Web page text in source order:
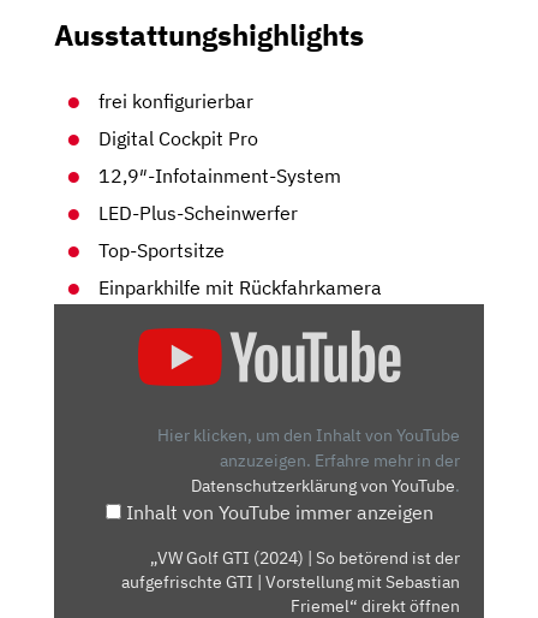
Ausstattungshighlights
frei konfigurierbar
Digital Cockpit Pro
12,9″-Infotainment-System
LED-Plus-Scheinwerfer
Top-Sportsitze
Einparkhilfe mit Rückfahrkamera
AUFGEFRISCHTE
Hier klicken, um den Inhalt von YouTube
anzuzeigen. Erfahre mehr in der
Datenschutzerklärung von YouTube.
Inhalt von YouTube immer anzeigen
„VW Golf GTI (2024) | So betörend ist der
aufgefrischte GTI | Vorstellung mit Sebastian
Friemel“ direkt öffnen